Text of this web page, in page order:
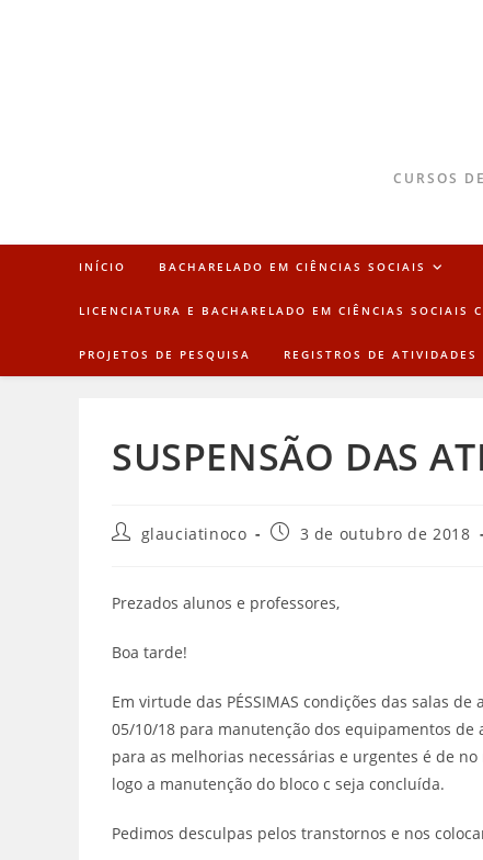
CURSOS
INÍCIO BACHARELADO EM CIÊNCIAS SOCIAIS
LICENCIATURA E BACHARELADO EM CIÊNCIAS SOCIAIS
PROJETOS DE PESQUISA REGISTROS DE ATIVIDADES
SUSPENSÃO DAS
glauciatinoco 3 de outubro de 2018
Prezados alunos e professores,
Boa tarde!
Em virtude das PÉSSIMAS condições das salas
05/10/18 para manutenção dos equipamentos
para as melhorias necessárias e urgentes é de
logo a manutenção do bloco c seja concluída.
Pedimos desculpas pelos transtornos e nos